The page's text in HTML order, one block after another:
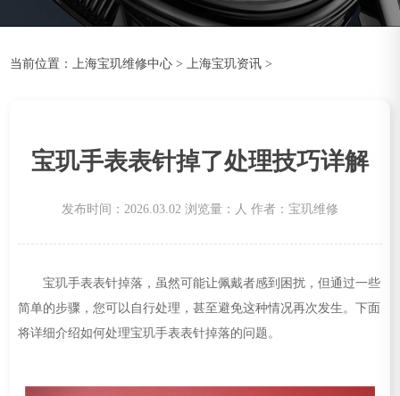
当前位置： 上海宝玑维修中心 > 上海宝玑资讯 >
宝玑手表表针掉了处理技巧详解
发布时间：2026.03.02 浏览量： 人 作者：宝玑维修
宝玑手表表针掉落，虽然可能让佩戴者感到困扰，但通过一些
简单的步骤，您可以自行处理，甚至避免这种情况再次发生。下面
将详细介绍如何处理宝玑手表表针掉落的问题。